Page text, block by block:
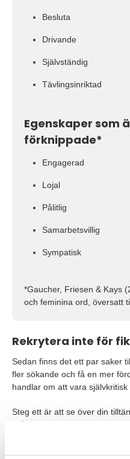
Besluta
Drivande
Självständig
Tävlingsinriktad
Egenskaper som
förknippade*
Engagerad
Lojal
Pålitlig
Samarbetsvillig
Sympatisk
*Gaucher, Friesen & Kays
och feminina ord, översatt
Rekrytera inte för
Sedan finns det ett par saker
fler sökande och få en mer
handlar om att vara självkritisk
Steg ett är att se över din
Fråga dig varför det är viktigt
ska man till exempel kunna